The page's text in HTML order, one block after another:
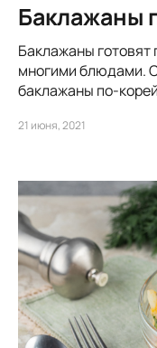
Баклажаны
Баклажаны
многими блюдами.
баклажаны по-
21 июня, 2021